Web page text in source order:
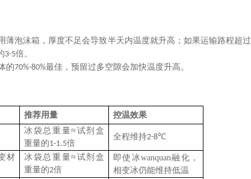
薄泡沫箱，厚度不足会导致半天内温度就升高；如果运输路程超过
3-5倍。
的70%-80%最佳，预留过多空隙会加快温度升高。
推荐用量 控温效果
冰袋总重量≈试剂盒
重量的1-1.5倍
全程维持2-8℃
材
冰袋总重量≈试剂盒
重量的2倍
即使冰wanquan融化，
相变冰仍能维持低温